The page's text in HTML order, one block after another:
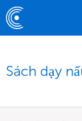
Sách dạy